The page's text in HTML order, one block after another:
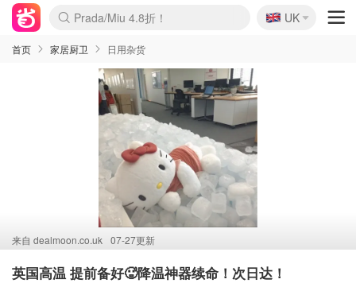
麦卢卡蜂蜜夏促！个位数！
Prada/Miu 4.8折！
啥？必胜客披萨5折！
🇬🇧
UK
首页 家居厨卫 日用杂货
来自 dealmoon.co.uk 07-27更新
英国高温 提前备好🥵降温神器续命！次日达！